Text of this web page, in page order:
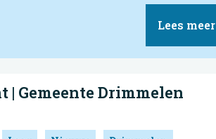
Lees meer
Gemeente Drimmelen